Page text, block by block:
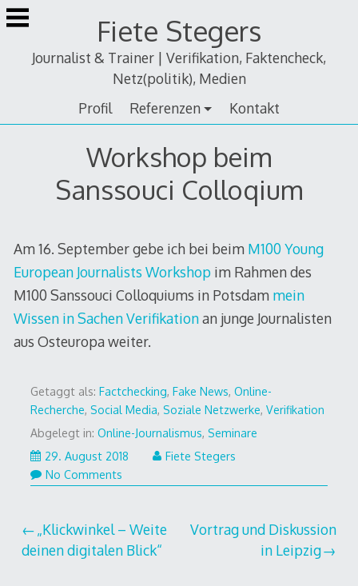
Zum
Inhalt
Fiete Stegers
Journalist & Trainer | Verifikation, Faktencheck,
Netz(politik), Medien
Profil
Referenzen Kontakt
Workshop beim
Sanssouci Colloqium
Am 16. September gebe ich bei beim M100 Young
European Journalists Workshop im Rahmen des
M100 Sanssouci Colloquiums in Potsdam mein
Wissen in Sachen Verifikationan junge Journalisten
aus Osteuropa weiter.
Getaggt als: Factchecking, Fake News, Online-
Recherche, Social Media, Soziale Netzwerke, Verifikation
Abgelegt in: Online-Journalismus, Seminare
29. August 2018
Fiete Stegers
No Comments
Beitragsnavigation
„Klickwinkel – Weite
deinen digitalen Blick“
Vortrag und Diskussion
in Leipzig